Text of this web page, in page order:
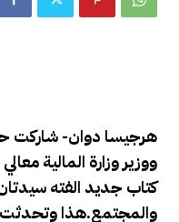
هرجيسا دوان- شاركت
ووزير وزارة المالية
كتاب جديد الفته
والمجتمع.هذا وتحدثت